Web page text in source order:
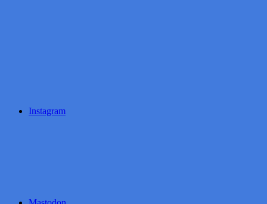
Instagram